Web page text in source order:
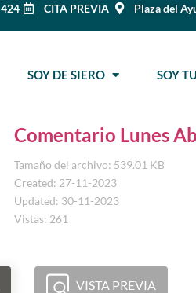
CITA PREVIA Plaza del
SOY DE SIERO SOY
Comentario Lunes
Tamaño del archivo: 539.01 KB
Created: 27-11-2023
Updated: 30-11-2023
Vistas: 261
VISTA PREVIA